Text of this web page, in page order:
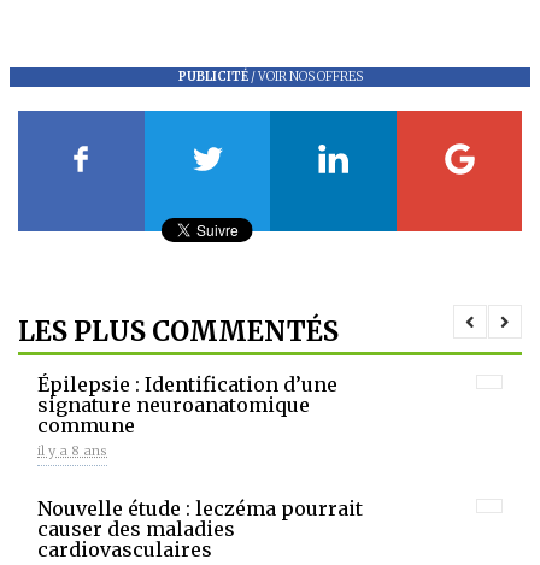
PUBLICITÉ/VOIR NOS OFFRES
LES PLUS COMMENTÉS
Épilepsie : Identification d’une
signature neuroanatomique
commune
il y a 8 ans
Nouvelle étude : leczéma pourrait
causer des maladies
cardiovasculaires